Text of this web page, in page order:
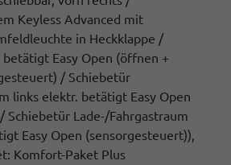
Keyless Advanced mit
in Heckklappe /
Easy Open (öffnen +
/ Schiebetür
links elektr. betätigt Easy Open
Schiebetür Lade-/Fahrgastraum
Easy Open (sensorgesteuert)),
Komfort-Paket Plus